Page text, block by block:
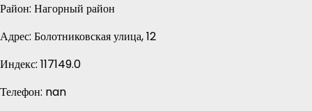
Район: Нагорный район
Адрес: Болотниковская улица, 12
Индекс: 117149.0
Телефон: nan